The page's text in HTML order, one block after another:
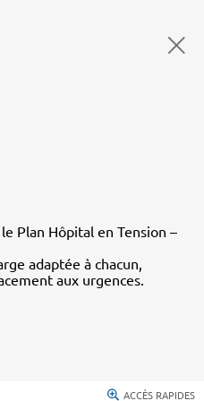
Plan Hôpital en Tension –
adaptée à chacun,
aux urgences.
ACCÈS RAPIDES